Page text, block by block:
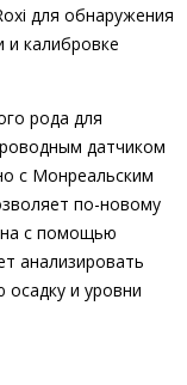
для обнаружения
калибровке
рода для
датчиком
с Монреальским
по-новому
с помощью
анализировать
осадку и уровни